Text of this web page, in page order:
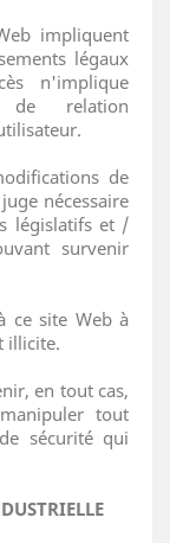
impliquent
légaux
n'implique
de relation
de
nécessaire
législatifs et /
survenir
ce site Web à
illicite.
en tout cas,
tout
sécurité qui